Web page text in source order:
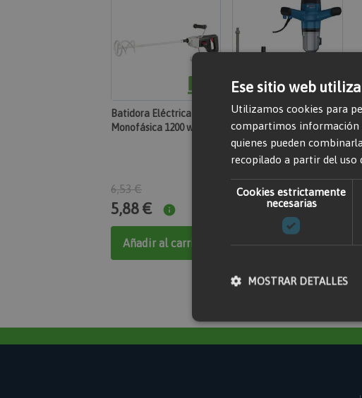
Batidora Eléctrica
Monofásica 1200 w
6,53 €
5,88 €
Añadir al carrito
Batidora Eléctrica
Monofásica 1400 w
6,53 €
Ese sitio web
Utilizamos cookies para
compartimos información
quienes pueden
recopilado a partir del uso
Cookies estrictamente
necesarias
MOSTRAR DETALLES